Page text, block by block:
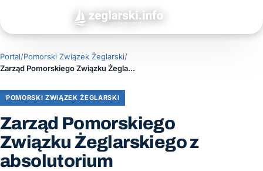
Portal/Pomorski Związek Żeglarski/
Zarząd Pomorskiego Związku Żeglarskiego z absolutorium
POMORSKI ZWIĄZEK ŻEGLARSKI
Zarząd Pomorskiego
Związku Żeglarskiego z
absolutorium